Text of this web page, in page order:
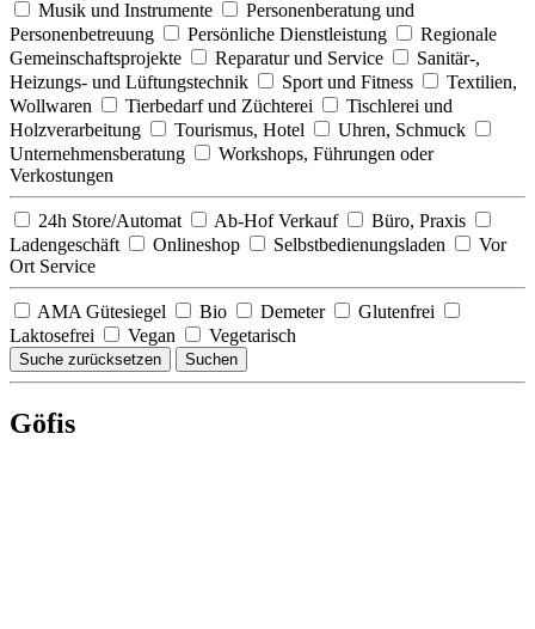
Musik und Instrumente
Personenberatung und
Personenbetreuung
Persönliche Dienstleistung
Regionale
Gemeinschaftsprojekte
Reparatur und Service
Sanitär-,
Heizungs- und Lüftungstechnik
Sport und Fitness
Textilien,
Wollwaren
Tierbedarf und Züchterei
Tischlerei und
Holzverarbeitung
Tourismus, Hotel
Uhren, Schmuck
Unternehmensberatung
Workshops, Führungen oder
Verkostungen
24h Store/Automat Ab-Hof Verkauf
Büro, Praxis
Ladengeschäft
Onlineshop Selbstbedienungsladen
Vor
Ort Service
AMA Gütesiegel Bio Demeter
Glutenfrei
Laktosefrei
Vegan Vegetarisch
Suche zurücksetzen Suchen
Göfis